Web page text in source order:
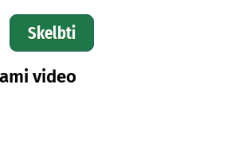
Skelbti
video